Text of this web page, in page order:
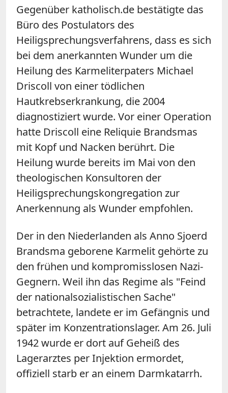
Gegenüber katholisch.de bestätigte das
Büro des Postulators des
Heiligsprechungsverfahrens, dass es sich
bei dem anerkannten Wunder um die
Heilung des Karmeliterpaters Michael
Driscoll von einer tödlichen
Hautkrebserkrankung, die 2004
diagnostiziert wurde. Vor einer Operation
hatte Driscoll eine Reliquie Brandsmas
mit Kopf und Nacken berührt. Die
Heilung wurde bereits im Mai von den
theologischen Konsultoren der
Heiligsprechungskongregation zur
Anerkennung als Wunder empfohlen.
Der in den Niederlanden als Anno Sjoerd
Brandsma geborene Karmelit gehörte zu
den frühen und kompromisslosen Nazi-
Gegnern. Weil ihn das Regime als "Feind
der nationalsozialistischen Sache"
betrachtete, landete er im Gefängnis und
später im Konzentrationslager. Am 26. Juli
1942 wurde er dort auf Geheiß des
Lagerarztes per Injektion ermordet,
offiziell starb er an einem Darmkatarrh.